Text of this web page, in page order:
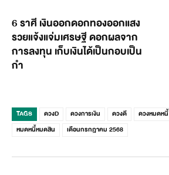
6 ราศี เงินออกดอกทองออกแสง
รวยแจ้งแจ่มเศรษฐี ดอกผลจาก
การลงทุน เก็บเงินได้เป็นกอบเป็น
กำ
TAGS ดวงD ดวงการเงิน ดวงดี ดวงหมดหนี้
หมดหนี้หมดสิน
เดือนกรกฎาคม 2568